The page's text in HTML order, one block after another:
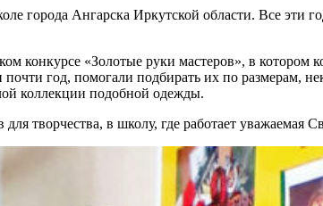
города Ангарска Иркутской области. Все эти
конкурсе «Золотые руки мастеров», в
год, помогали подбирать их по размерам,
коллекции подобной одежды.
творчества, в школу, где работает уважаемая